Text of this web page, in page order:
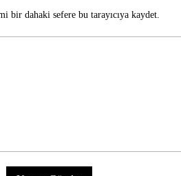
bir dahaki sefere bu tarayıcıya kaydet.